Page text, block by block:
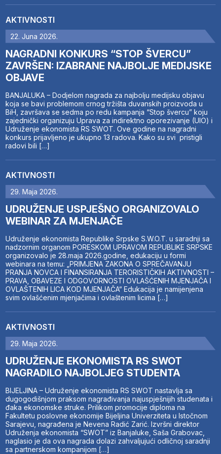
AKTIVNOSTI
22. Juna 2026.
NAGRADNI KONKURS “STOP ŠVERCU”
ZAVRŠEN: IZABRANE NAJBOLJE MEDIJSKE
OBJAVE
BANJALUKA – Dodjelom nagrada za najbolju medijsku objavu
koja se bavi problemom crnog tržišta duvanskih proizvoda u
BiH, završava se sedma po redu kampanja “Stop švercu” koju
zajednički organizuju Uprava za indirektno oporezivanje (UIO) i
Udruženje ekonomista RS SWOT. Ove godine na nagradni
konkurs prijavljeno je ukupno 13 radova. Kako su svi pristigli
radovi bili […]
AKTIVNOSTI
29. Maja 2026.
UDRUŽENJE USPJEŠNO ORGANIZOVALO
WEBINAR ZA MJENJAČE
Udruženje ekonomista Republike Srpske S.W.O.T. u saradnji sa
nadzornim organom PORESKOM UPRAVOM REPUBLIKE SRPSKE
organizovalo je 28.maja 2026.godine, edukaciju u formi
webinara na temu: „PRIMJENA ZAKONA O SPREČAVANJU
PRANJA NOVCA I FINANSIRANJA TERORISTIČKIH AKTIVNOSTI –
PRAVA, OBAVEZE I ODGOVORNOSTI OVLAŠĆENIH MJENJAČA I
OVLAŠTENIH LICA KOD MJENJAČA“ Edukacija je namijenjena
svim ovlašćenim mjenjačima i ovlaštenim licima […]
AKTIVNOSTI
29. Maja 2026.
UDRUŽENJE EKONOMISTA RS SWOT
NAGRADILO NAJBOLJEG STUDENTA
BIJELJINA – Udruženje ekonomista RS SWOT nastavlja sa
dugogodišnjom praksom nagrađivanja najuspješnijih studenata i
đaka ekonomske struke. Prilikom promocije diploma na
Fakultetu poslovne ekonomije Bijeljina Univerziteta u Istočnom
Sarajevu, nagrađena je Nevena Radić Zarić. Izvršni direktor
Udruženja ekonomista “SWOT” iz Banjaluke, Saša Grabovac,
naglasio je da ova nagrada dolazi zahvaljujući odličnoj saradnji
sa partnerskom kompanijom […]